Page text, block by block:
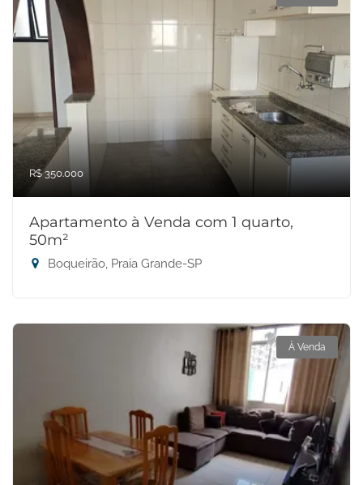
R$ 350.000
Apartamento à Venda com 1 quarto,
50m²
Boqueirão, Praia Grande-SP
À Venda